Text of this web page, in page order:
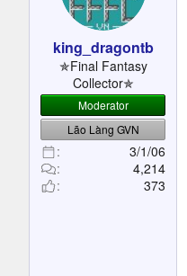
t
e
r
king_dragontb
✯Final Fantasy
Collector✯
Moderator
Lão Làng GVN
3/1/06
4,214
373